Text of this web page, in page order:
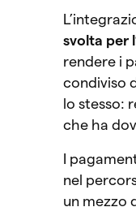
svolta per
rendere i
condiviso
lo stesso:
che ha
I
nel
un mezzo